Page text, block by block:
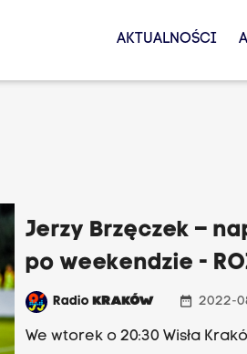
AKTUALNOŚCI
Jerzy Brzęczek –
po weekendzie -
RadioKRAKÓW date_range 2022-
We wtorek o 20:30 Wisła